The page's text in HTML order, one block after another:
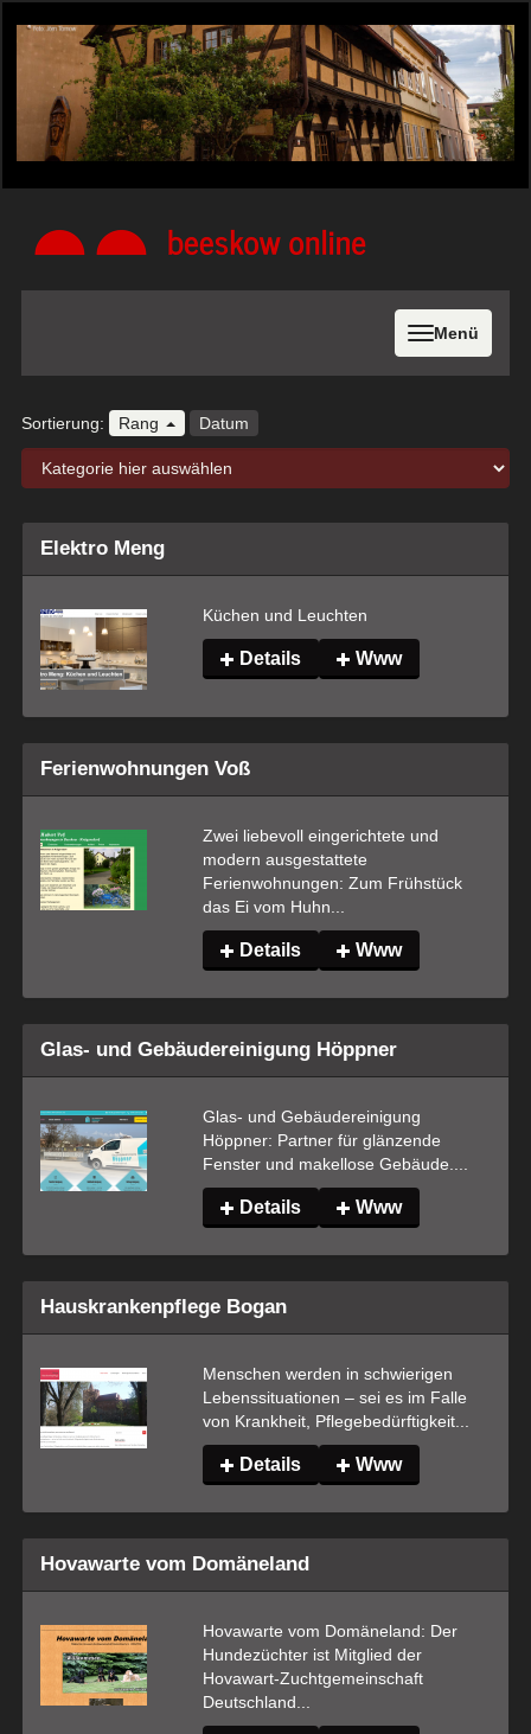
Menü
Sortierung: Rang Datum
Elektro Meng
Küchen und Leuchten
Details Www
Ferienwohnungen Voß
Zwei liebevoll eingerichtete und
modern ausgestattete
Ferienwohnungen: Zum Frühstück
das Ei vom Huhn...
Details Www
Glas- und Gebäudereinigung Höppner
Glas- und Gebäudereinigung
Höppner: Partner für glänzende
Fenster und makellose Gebäude....
Details Www
Hauskrankenpflege Bogan
Menschen werden in schwierigen
Lebenssituationen – sei es im Falle
von Krankheit, Pflegebedürftigkeit...
Details Www
Hovawarte vom Domäneland
Hovawarte vom Domäneland: Der
Hundezüchter ist Mitglied der
Hovawart-Zuchtgemeinschaft
Deutschland...